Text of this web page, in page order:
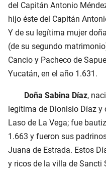
del Capitán Antonio
hijo éste del Capitán
Y de su legítima mujer
(de su segundo
Cancio y Pacheco de
Yucatán, en el año 1.631.
Doña Sabina Díaz,
legítima de Dionisio Díaz
Laso de La Vega; fue
1.663 y fueron sus
Juana de Estrada. Estos
y ricos de la villa de Sancti